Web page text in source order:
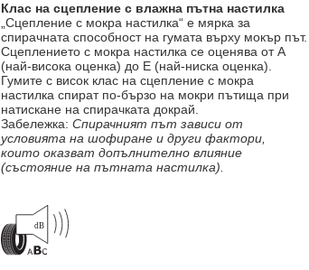
Клас на сцепление с влажна пътна настилка
„Сцепление с мокра настилка“ е мярка за
спирачната способност на гумата върху мокър път.
Сцеплението с мокра настилка се оценява от A
(най-висока оценка) до E (най-ниска оценка).
Гумите с висок клас на сцепление с мокра
настилка спират по-бързо на мокри пътища при
натискане на спирачката докрай.
Забележка: Спирачният път зависи от
условията на шофиране и други фактори,
които оказват допълнително влияние
(състояние на пътната настилка).